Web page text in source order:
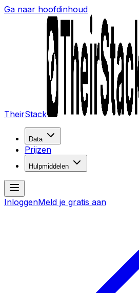
Ga naar hoofdinhoud
TheirStack
Data
Prijzen
Hulpmiddelen
InloggenMeld je gratis aan